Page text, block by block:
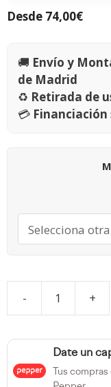
Desde 74,00€
🚚 Envío y
de Madrid
♻️ Retirada de
💳 Financiación
- +
Date un
Tus